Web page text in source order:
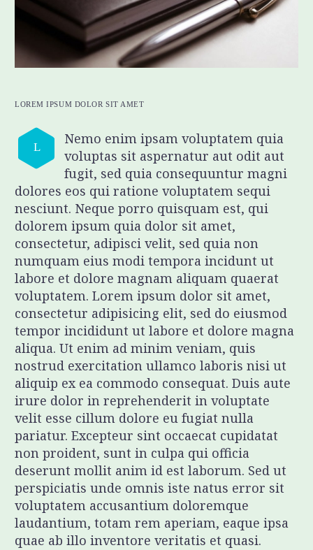
LOREM IPSUM DOLOR SIT AMET
L
Nemo enim ipsam voluptatem quia
voluptas sit aspernatur aut odit aut
fugit, sed quia consequuntur magni
dolores eos qui ratione voluptatem sequi
nesciunt. Neque porro quisquam est, qui
dolorem ipsum quia dolor sit amet,
consectetur, adipisci velit, sed quia non
numquam eius modi tempora incidunt ut
labore et dolore magnam aliquam quaerat
voluptatem. Lorem ipsum dolor sit amet,
consectetur adipisicing elit, sed do eiusmod
tempor incididunt ut labore et dolore magna
aliqua. Ut enim ad minim veniam, quis
nostrud exercitation ullamco laboris nisi ut
aliquip ex ea commodo consequat. Duis aute
irure dolor in reprehenderit in voluptate
velit esse cillum dolore eu fugiat nulla
pariatur. Excepteur sint occaecat cupidatat
non proident, sunt in culpa qui officia
deserunt mollit anim id est laborum. Sed ut
perspiciatis unde omnis iste natus error sit
voluptatem accusantium doloremque
laudantium, totam rem aperiam, eaque ipsa
quae ab illo inventore veritatis et quasi.